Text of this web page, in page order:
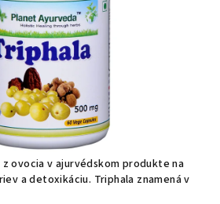
ovocia v ajurvédskom produkte na
a detoxikáciu. Triphala znamená v